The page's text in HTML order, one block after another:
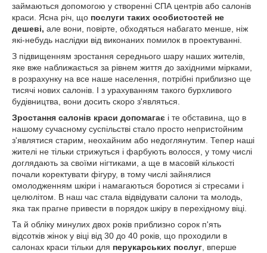
займаються допомогою у створенні СПА центрів або салонів
краси. Ясна річ, що послуги таких особистостей не
дешеві, але вони, повірте, обходяться набагато менше, ніж
які-небудь наслідки від виконаних помилок в проектуванні.
З підвищенням зростання середнього шару наших жителів,
яке вже наближається за рівнем життя до західними мірками,
в розрахунку на все наше населення, потрібні приблизно ще
тисячі нових салонів. І з урахуванням такого бурхливого
будівництва, вони досить скоро з'являться.
Зростання салонів краси допомагає і те обставина, що в
нашому сучасному суспільстві стало просто непристойним
з'являтися старим, неохайним або недоглянутим. Тепер наші
жителі не тільки стрижуться і фарбують волосся, у тому числі
доглядають за своїми нігтиками, а ще в масовій кількості
почали коректувати фігуру, в тому числі зайнялися
омолодженням шкіри і намагаються боротися зі стресами і
целюлітом. В наш час стала відвідувати салони та молодь,
яка так прагне привести в порядок шкіру в перехідному віці.
Та й обліку минулих двох років приблизно сорок п'ять
відсотків жінок у віці від 30 до 40 років, що проходили в
салонах краси тільки для перукарських послуг , вперше